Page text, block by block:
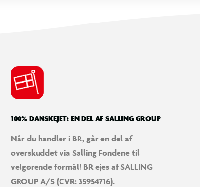
100% DANSKEJET: EN DEL AF SALLING GROUP
Når du handler i BR, går en del af
overskuddet via Salling Fondene til
velgørende formål! BR ejes af SALLING
GROUP A/S (CVR: 35954716).